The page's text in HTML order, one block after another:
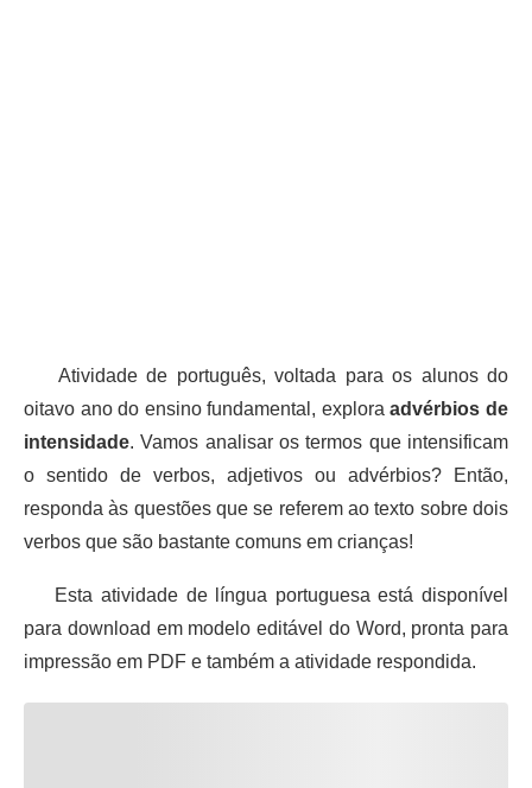
Atividade de português, voltada para os alunos do
oitavo ano do ensino fundamental, exploraadvérbios de
intensidade. Vamos analisar os termos que intensificam
o sentido de verbos, adjetivos ou advérbios? Então,
responda às questões que se referem ao texto sobre dois
verbos que são bastante comuns em crianças!
Esta atividade de língua portuguesa está disponível
para download em modelo editável do Word, pronta para
impressão em PDF e também a atividade respondida.